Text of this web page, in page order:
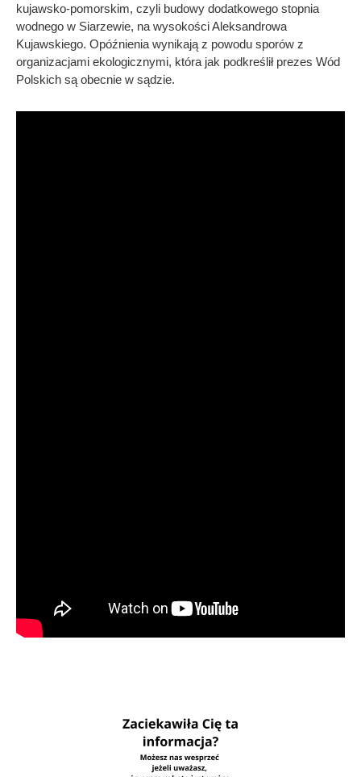
kujawsko-pomorskim, czyli budowy dodatkowego stopnia
wodnego w Siarzewie, na wysokości Aleksandrowa
Kujawskiego. Opóźnienia wynikają z powodu sporów z
organizacjami ekologicznymi, która jak podkreślił prezes Wód
Polskich są obecnie w sądzie.